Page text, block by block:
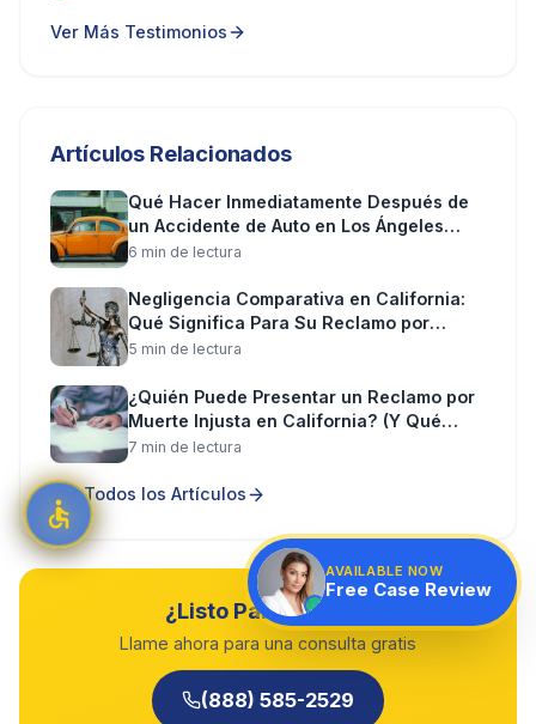
Ver Más Testimonios
Artículos Relacionados
Qué Hacer Inmediatamente Después de
un Accidente de Auto en Los Ángeles
(Paso a Paso)
6 min de lectura
Negligencia Comparativa en California:
Qué Significa Para Su Reclamo por
Lesiones
5 min de lectura
¿Quién Puede Presentar un Reclamo por
Muerte Injusta en California? (Y Qué
Puede Recuperar)
7 min de lectura
Ver Todos los Artículos
¿Listo Para Hablar?
Llame ahora para una consulta gratis
(888) 585-2529
AVAILABLE NOW
Free Case Review